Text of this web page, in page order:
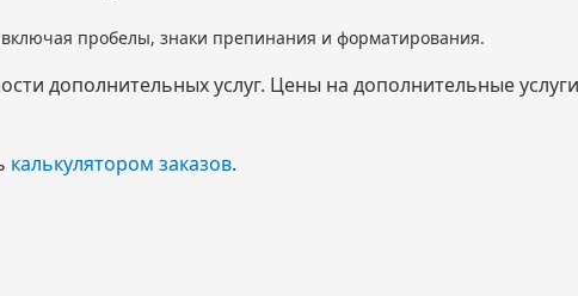
включая пробелы, знаки препинания и форматирования.
дополнительных услуг. Цены на дополнительные
калькулятором заказов.